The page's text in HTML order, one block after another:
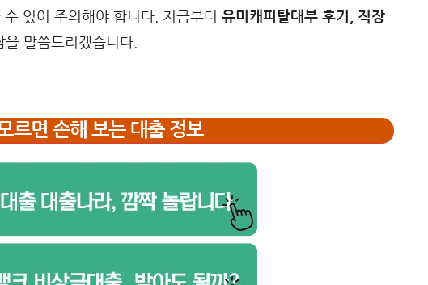
있어 주의해야 합니다. 지금부터 유미캐피탈대부 후기, 직장
을 말씀드리겠습니다.
르면 손해 보는 대출 정보